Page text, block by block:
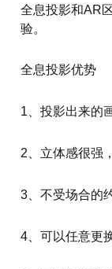
全息投影和AR
验。
全息投影优势
1、投影出来的
2、立体感很强
3、不受场合的
4、可以任意更